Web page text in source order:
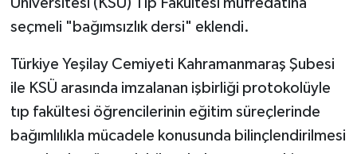
Üniversitesi (KSÜ) Tıp Fakültesi müfredatına
seçmeli "bağımsızlık dersi" eklendi.
Türkiye Yeşilay Cemiyeti Kahramanmaraş Şubesi
ile KSÜ arasında imzalanan işbirliği protokolüyle
tıp fakültesi öğrencilerinin eğitim süreçlerinde
bağımlılıkla mücadele konusunda bilinçlendirilmesi